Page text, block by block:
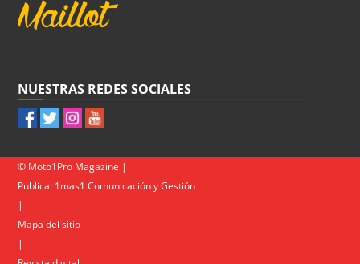
NUESTRAS REDES SOCIALES
© Moto1Pro Magazine |
Publica: 1mas1 Comunicación y Gestión
|
Mapa del sitio
|